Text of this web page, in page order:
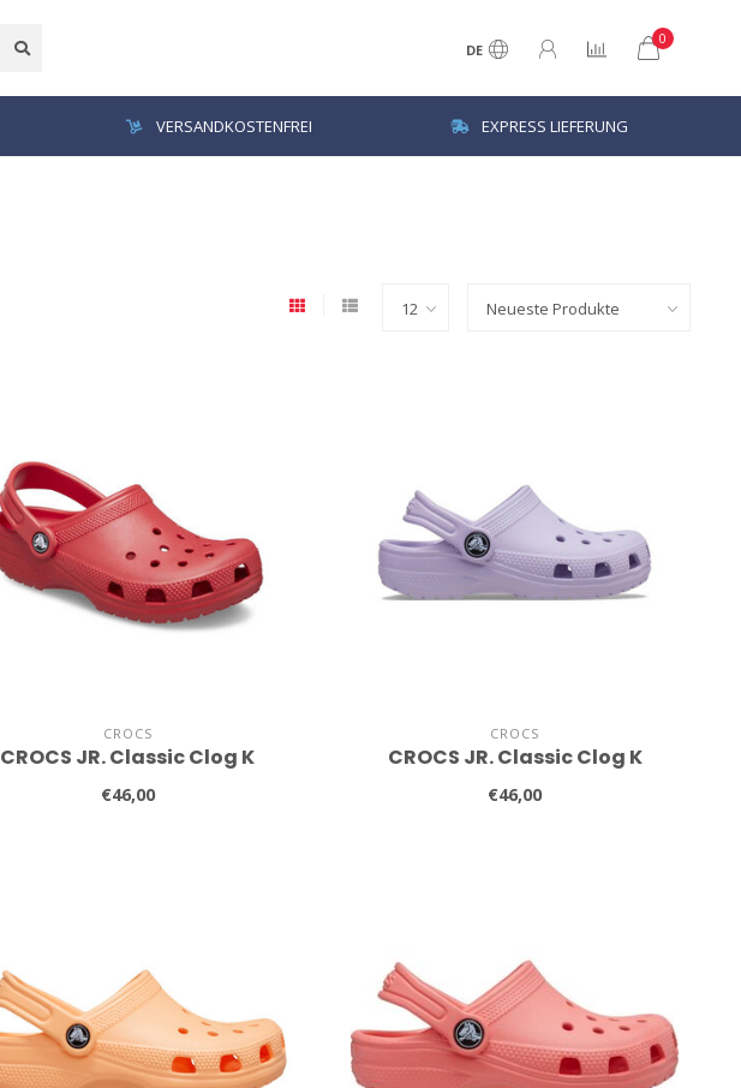
DE
0
VERSANDKOSTENFREI EXPRESS LIEFERUNG
CROCS
CROCS JR. Classic Clog K
€46,00
CROCS
CROCS JR. Classic Clog K
€46,00